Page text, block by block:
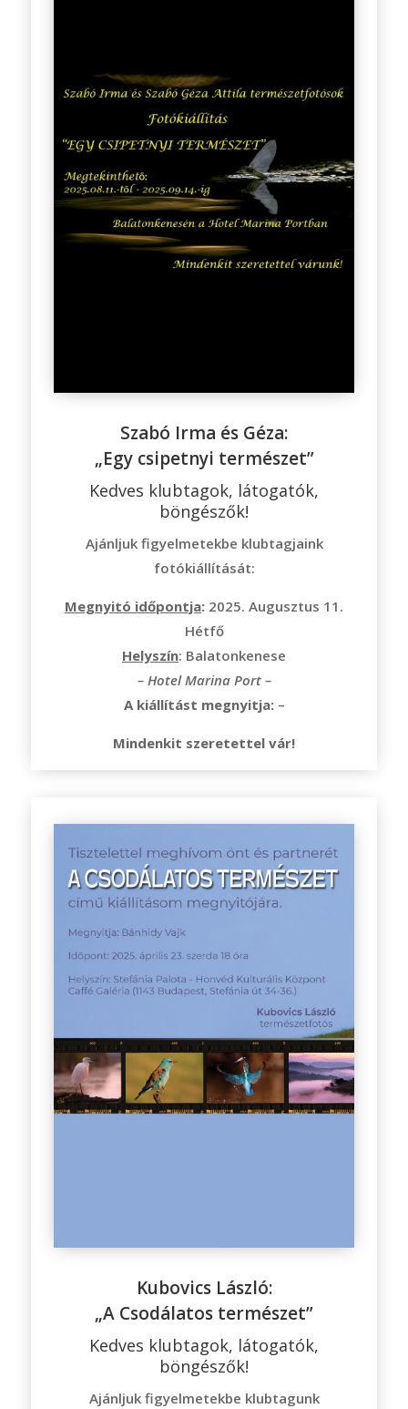
Szabó Irma és Géza:
„Egy csipetnyi természet”
Kedves klubtagok, látogatók,
böngészők!
Ajánljuk figyelmetekbe klubtagjaink
fotókiállítását:
Megnyitó időpontja: 2025. Augusztus 11.
Hétfő
Helyszín: Balatonkenese
– Hotel Marina Port –
A kiállítást megnyitja:–
Mindenkit szeretettel vár!
Kubovics László:
„A Csodálatos természet”
Kedves klubtagok, látogatók,
böngészők!
Ajánljuk figyelmetekbe klubtagunk